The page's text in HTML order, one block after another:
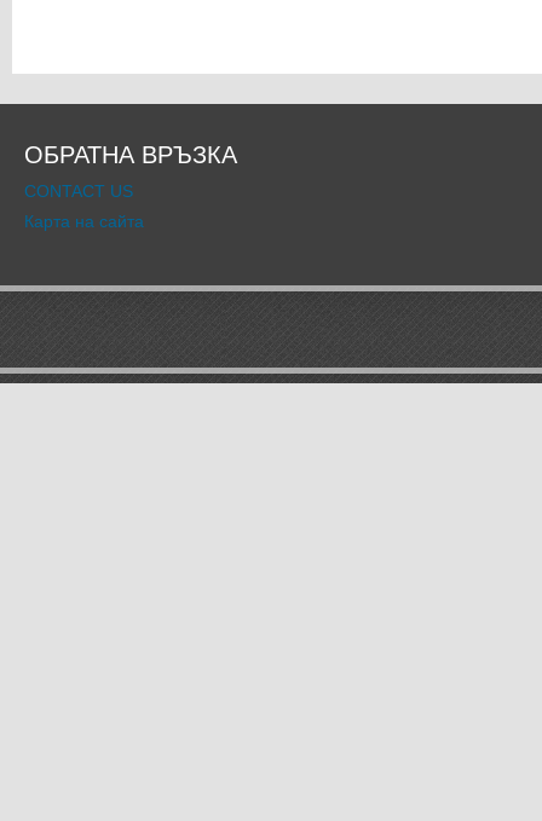
ОБРАТНА ВРЪЗКА
CONTACT US
Карта на сайта